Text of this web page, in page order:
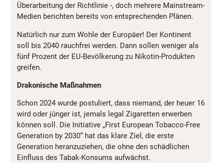
Überarbeitung der Richtlinie -, doch mehrere Mainstream-
Medien berichten bereits von entsprechenden Plänen.
Natürlich nur zum Wohle der Europäer! Der Kontinent
soll bis 2040 rauchfrei werden. Dann sollen weniger als
fünf Prozent der EU-Bevölkerung zu Nikotin-Produkten
greifen.
Drakonische Maßnahmen
Schon 2024 wurde postuliert, dass niemand, der heuer 16
wird oder jünger ist, jemals legal Zigaretten erwerben
können soll. Die Initiative „First European Tobacco-Free
Generation by 2030“ hat das klare Ziel, die erste
Generation heranzuziehen, die ohne den schädlichen
Einfluss des Tabak-Konsums aufwächst.